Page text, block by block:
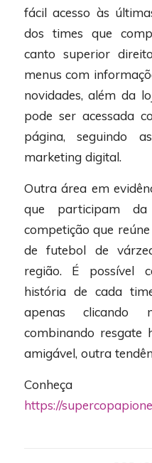
fácil acesso às
dos times que
canto superior
menus com
novidades, além da
pode ser acessada
página, seguindo
marketing digital.
Outra área em
que participam da
competição que
de futebol de
região. É possível
história de cada
apenas
combinando resgate
amigável, outra
https://